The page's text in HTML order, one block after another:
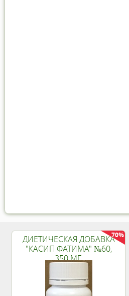
ДИЕТИЧЕСКАЯ ДОБАВКА
"КАСИП ФАТИМА" №60,
350 МГ.
70%